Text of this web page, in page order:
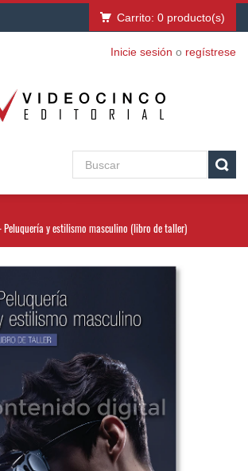
Carrito: 0 producto(s)
Inicie sesión o regístrese
y estilismo masculino (libro de taller)